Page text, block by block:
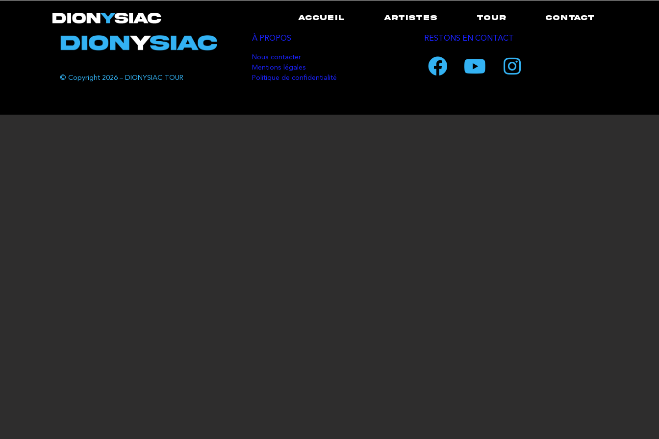
ACCUEIL ARTISTES TOUR CONTACT
© Copyright 2026 – DIONYSIAC TOUR
À PROPOS
Nous contacter
Mentions légales
Politique de confidentialité
RESTONS EN CONTACT